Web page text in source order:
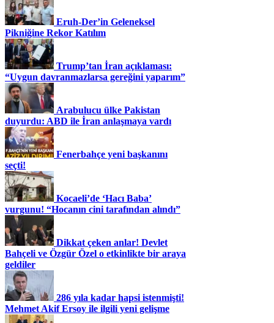
Eruh-Der’in Geleneksel
Pikniğine Rekor Katılım
Trump’tan İran açıklaması:
“Uygun davranmazlarsa gereğini yaparım”
Arabulucu ülke Pakistan
duyurdu: ABD ile İran anlaşmaya vardı
Fenerbahçe yeni başkanını
seçti!
Kocaeli’de ‘Hacı Baba’
vurgunu! “Hocanın cini tarafından alındı”
Dikkat çeken anlar! Devlet
Bahçeli ve Özgür Özel o etkinlikte bir araya
geldiler
286 yıla kadar hapsi istenmişti!
Mehmet Akif Ersoy ile ilgili yeni gelişme